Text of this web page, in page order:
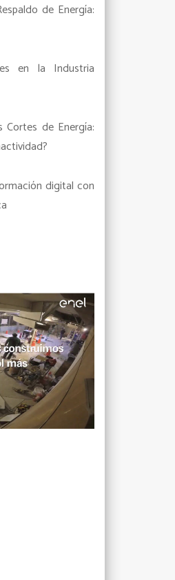
de Energía:
en la Industria
de Energía:
digital con